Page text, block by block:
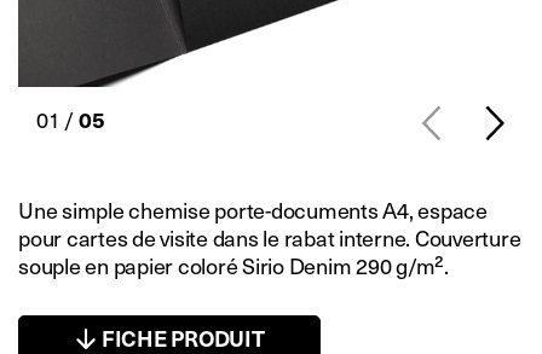
Une simple chemise porte-documents A4, espace
pour cartes de visite dans le rabat interne. Couverture
souple en papier coloré Sirio Denim 290 g/m².
FICHE PRODUIT
01 /05